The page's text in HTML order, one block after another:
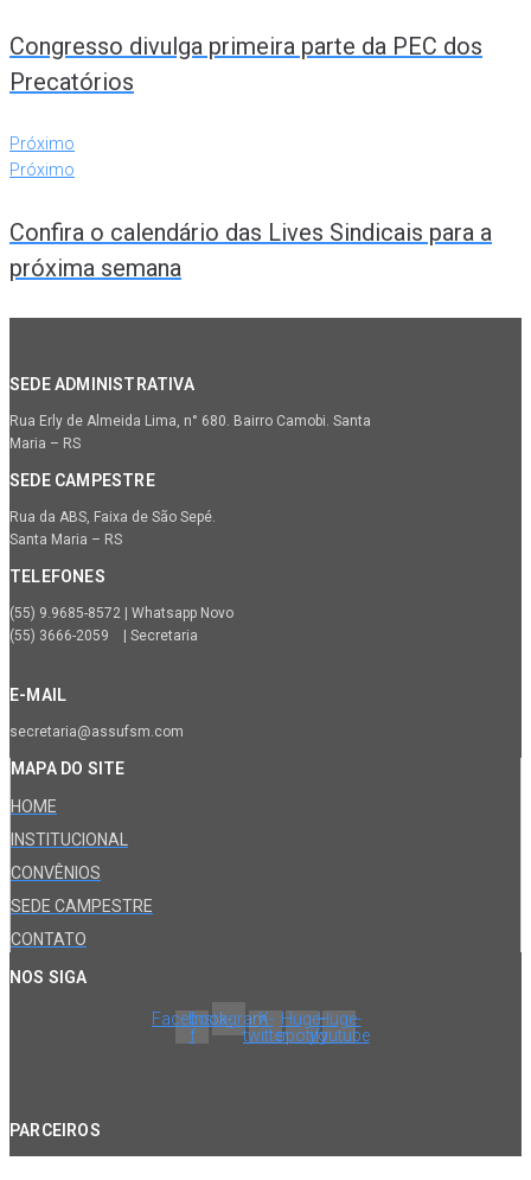
Congresso divulga primeira parte da PEC dos
Precatórios
Próximo
Próximo
Confira o calendário das Lives Sindicais para a
próxima semana
SEDE ADMINISTRATIVA
Rua Erly de Almeida Lima, n° 680. Bairro Camobi. Santa
Maria – RS
SEDE CAMPESTRE
Rua da ABS, Faixa de São Sepé.
Santa Maria – RS
TELEFONES
(55) 9.9685-8572 | Whatsapp Novo
(55) 3666-2059 | Secretaria
E-MAIL
secretaria@assufsm.com
MAPA DO SITE
HOME
INSTITUCIONAL
CONVÊNIOS
SEDE CAMPESTRE
CONTATO
NOS SIGA
Facebook-
f
InstagramX-
twitter
Huge-
spotify
Huge-
youtube
PARCEIROS